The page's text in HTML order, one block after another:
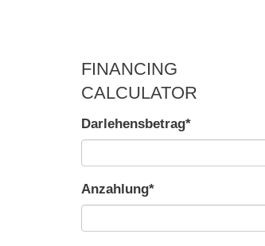
FINANCING
CALCULATOR
Darlehensbetrag*
Anzahlung*